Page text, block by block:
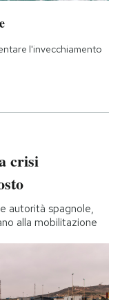
l'invecchiamento
crisi
autorità spagnole,
alla mobilitazione